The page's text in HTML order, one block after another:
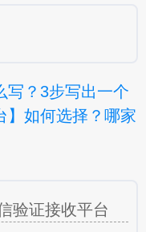
写？3步写出一个
】如何选择？哪家
验证接收平台